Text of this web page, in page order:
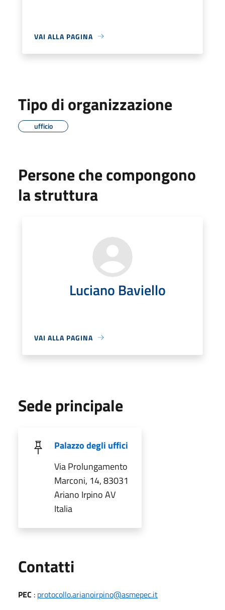
VAI ALLA PAGINA
Tipo di organizzazione
ufficio
Persone che compongono
la struttura
Luciano Baviello
VAI ALLA PAGINA
Sede principale
Palazzo degli uffici
Via Prolungamento
Marconi, 14, 83031
Ariano Irpino AV
Italia
Contatti
PEC : protocollo.arianoirpino@asmepec.it